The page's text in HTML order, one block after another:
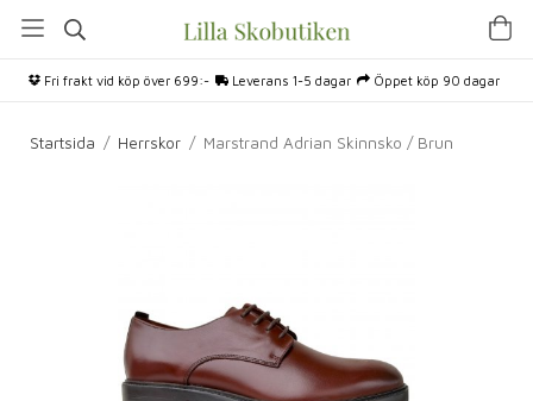
Fri frakt vid köp över 699:- Leverans 1-5 dagar Öppet köp 90 dagar
Startsida / Herrskor / Marstrand Adrian Skinnsko / Brun